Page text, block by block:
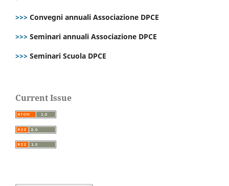
>>> Convegni annuali Associazione DPCE
>>> Seminari annuali Associazione DPCE
>>> Seminari Scuola DPCE
Current Issue